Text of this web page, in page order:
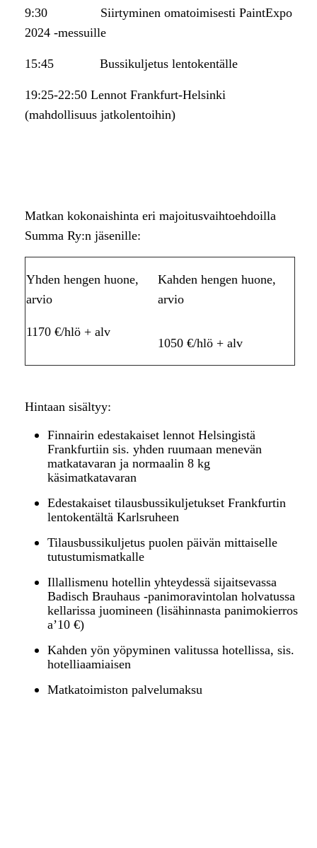
9:30 Siirtyminen omatoimisesti PaintExpo
2024 -messuille
15:45 Bussikuljetus lentokentälle
19:25-22:50 Lennot Frankfurt-Helsinki
(mahdollisuus jatkolentoihin)
Matkan kokonaishinta eri majoitusvaihtoehdoilla
Summa Ry:n jäsenille:
Yhden hengen huone,
arvio
Kahden hengen huone,
arvio
1170 €/hlö + alv
1050 €/hlö + alv
Hintaan sisältyy:
Finnairin edestakaiset lennot Helsingistä
Frankfurtiin sis. yhden ruumaan menevän
matkatavaran ja normaalin 8 kg
käsimatkatavaran
Edestakaiset tilausbussikuljetukset Frankfurtin
lentokentältä Karlsruheen
Tilausbussikuljetus puolen päivän mittaiselle
tutustumismatkalle
Illallismenu hotellin yhteydessä sijaitsevassa
Badisch Brauhaus -panimoravintolan holvatussa
kellarissa juomineen (lisähinnasta panimokierros
a’10 €)
Kahden yön yöpyminen valitussa hotellissa, sis.
hotelliaamiaisen
Matkatoimiston palvelumaksu